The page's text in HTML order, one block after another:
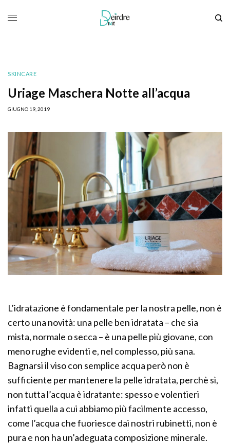
SKINCARE
Uriage Maschera Notte all’acqua
GIUGNO 19, 2019
L’idratazione è fondamentale per la nostra pelle, non è
certo una novità: una pelle ben idratata – che sia
mista, normale o secca – è una pelle più giovane, con
meno rughe evidenti e, nel complesso, più sana.
Bagnarsi il viso con semplice acqua però non è
sufficiente per mantenere la pelle idratata, perchè sì,
non tutta l’acqua è idratante: spesso e volentieri
infatti quella a cui abbiamo più facilmente accesso,
come l’acqua che fuoriesce dai nostri rubinetti, non è
pura e non ha un’adeguata composizione minerale.